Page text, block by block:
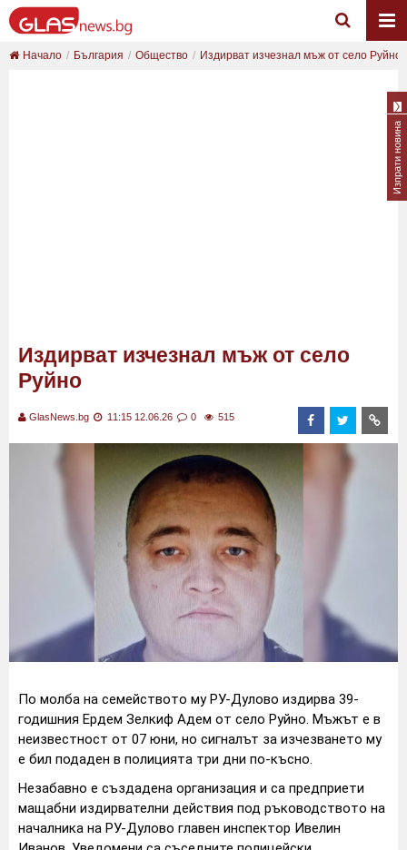
Начало България Общество Издирват изчезнал мъж от село Руйно
Издирват изчезнал мъж от село
Руйно
GlasNews.bg 11:15 12.06.26 0 515
По молба на семейството му РУ-Дулово издирва 39-
годишния Ердем Зелкиф Адем от село Руйно. Мъжът е в
неизвестност от 07 юни, но сигналът за изчезването му
е бил подаден в полицията три дни по-късно.
Незабавно е създадена организация и са предприети
мащабни издирвателни действия под ръководството на
началника на РУ-Дулово главен инспектор Ивелин
Изпрати новина